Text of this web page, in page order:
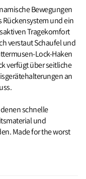
Bewegungen
und ein
Tragekomfort
verstaut Schaufel und
Lock-Haken
verfügt über seitliche
an
schnelle
und
Made for the worst